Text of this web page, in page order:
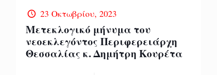
23 Οκτωβρίου, 2023
Μετεκλογικό μήνυμα του
νεοεκλεγόντος Περιφερειάρχη
Θεσσαλίας κ. Δημήτρη Κουρέτα